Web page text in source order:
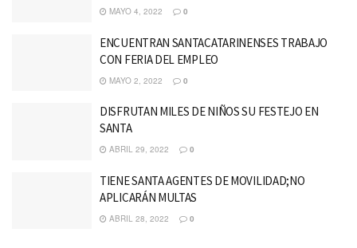
MAYO 4, 2022 0
ENCUENTRAN SANTACATARINENSES TRABAJO
CON FERIA DEL EMPLEO
MAYO 2, 2022 0
DISFRUTAN MILES DE NIÑOS SU FESTEJO EN
SANTA
ABRIL 29, 2022 0
TIENE SANTA AGENTES DE MOVILIDAD;NO
APLICARÁN MULTAS
ABRIL 28, 2022 0